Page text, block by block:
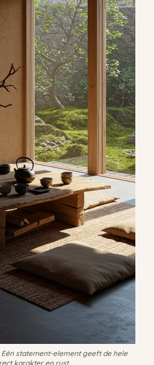
Eén statement-element geeft de hele
karakter en rust.